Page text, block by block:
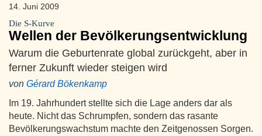
14. Juni 2009
Die S-Kurve
Wellen der Bevölkerungsentwicklung
Warum die Geburtenrate global zurückgeht, aber in
ferner Zukunft wieder steigen wird
von Gérard Bökenkamp
Im 19. Jahrhundert stellte sich die Lage anders dar als
heute. Nicht das Schrumpfen, sondern das rasante
Bevölkerungswachstum machte den Zeitgenossen Sorgen.